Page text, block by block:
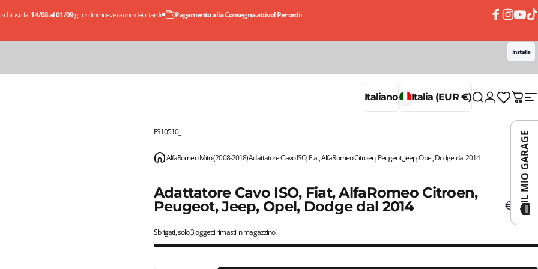
chiusi dal14/08 al 01/09gli ordini riceveranno dei ritardi. Pagamento alla Consegna attivo! Per ordini superiori a 50€ Ricevi subito il tuo ordine, paghi un po' alla volta con le
Installa
Italiano Italia (EUR €) Cerca
Accedi
FS10510_
AlfaRomeo Mito (2008-2018)Adattatore Cavo ISO, Fiat, AlfaRomeo Citroen, Peugeot, Jeep, Opel, Dodge dal 2014
Adattatore Cavo ISO, Fiat, AlfaRomeo Citroen,
Peugeot, Jeep, Opel, Dodge dal 2014 €19,90
Sbrigati, solo 3 oggetti rimasti in magazzino!
IL MIO GARAGE